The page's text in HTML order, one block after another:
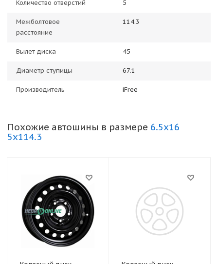
Количество отверстий 5
Межболтовое
расстояние
114.3
Вылет диска 45
Диаметр ступицы 67.1
Производитель iFree
Похожие автошины в размере 6.5x16
5x114.3